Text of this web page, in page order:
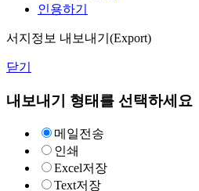
인용하기
서지정보 내보내기(Export)
닫기
내보내기 형태를 선택하세요
메일전송
인쇄
Excel저장
Text저장